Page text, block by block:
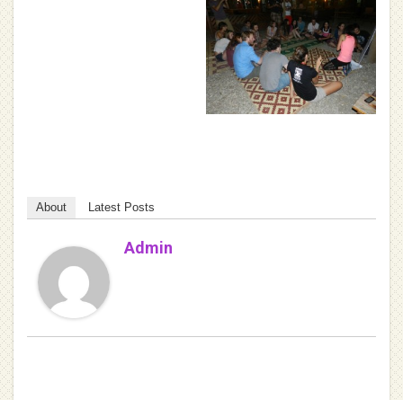
About Latest Posts
Admin